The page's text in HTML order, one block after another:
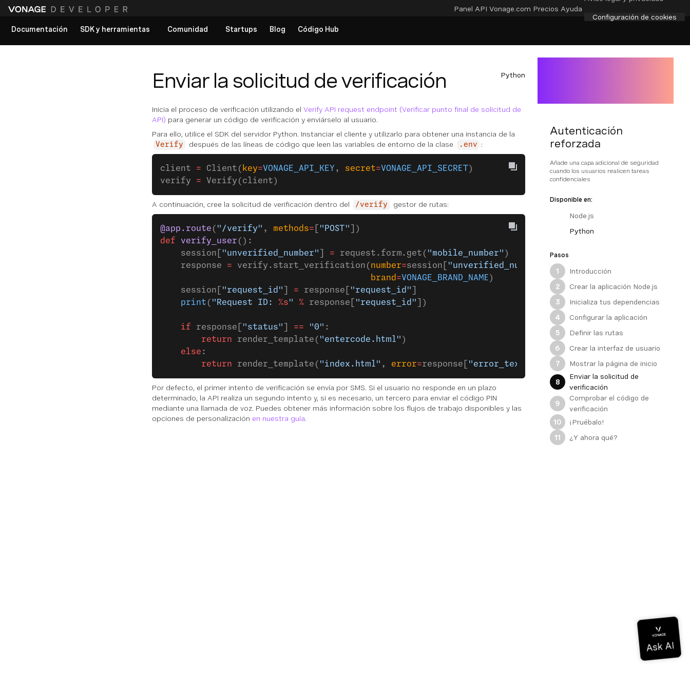
Panel API Vonage.com Precios Ayuda
Configuración de cookies
Documentación
SDK y herramientas Comunidad Startups Blog Código Hub
Python
Enviar la solicitud de verificación
Inicia el proceso de verificación utilizando el Verify API request endpoint (Verificar punto final de solicitud de
API) para generar un código de verificación y enviárselo al usuario.
Para ello, utilice el SDK del servidor Python. Instanciar el cliente y utilizarlo para obtener una instancia de la
Verify después de las líneas de código que leen las variables de entorno de la clase .env :
client = Client( key=VONAGE_API_KEY , secret=VONAGE_API_SECRET)
verify = Verify(client)
A continuación, cree la solicitud de verificación dentro del /verify gestor de rutas:
@app.route ( "/verify" , methods= "POST"
])
def verify_user ():
    session[
"unverified_number" = request.form.get( "mobile_number" )
    response
= verify.start_verification( number=session[ "unverified_number"
],
                                         brand
=VONAGE_BRAND_NAME )
    session[
"request_id" = response[ "request_id"
    print
( "Request ID: %s" % response[ "request_id" ])
    if
response[ "status" == "0" :
        return
render_template( "entercode.html" )
    else
:
        return
render_template( "index.html" , error=response[ "error_text"
Por defecto, el primer intento de verificación se envía por SMS. Si el usuario no responde en un plazo
determinado, la API realiza un segundo intento y, si es necesario, un tercero para enviar el código PIN
mediante una llamada de voz. Puedes obtener más información sobre los flujos de trabajo disponibles y las
opciones de personalización en nuestra guía.
Autenticación
reforzada
Añade una capa adicional de seguridad
cuando los usuarios realicen tareas
confidenciales
Disponible en:
Node.js
Python
Pasos
1
Introducción
2
Crear la aplicación Node.js
3
Inicializa tus dependencias
4
Configurar la aplicación
5
Definir las rutas
6
Crear la interfaz de usuario
7
Mostrar la página de inicio
8
Enviar la solicitud de
verificación
9
Comprobar el código de
verificación
10
¡Pruébalo!
11
¿Y ahora qué?